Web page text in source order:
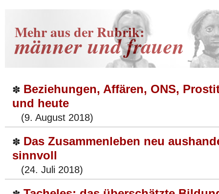
Mehr aus der Rubrik:
männer und frauen
✽ Beziehungen, Affären, ONS,
und heute
(9. August 2018)
✽ Das Zusammenleben neu
sinnvoll
(24. Juli 2018)